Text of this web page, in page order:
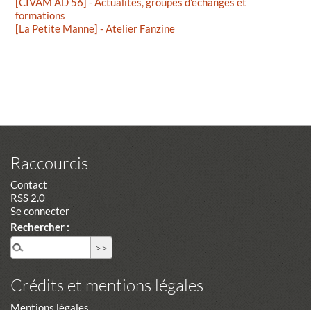
formations
[La Petite Manne] - Atelier Fanzine
Raccourcis
Contact
RSS 2.0
Se connecter
Rechercher :
Crédits et mentions légales
Mentions légales